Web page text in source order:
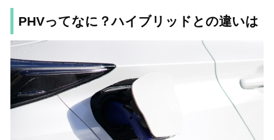
PHVってなに？ハイブリッドとの違いは